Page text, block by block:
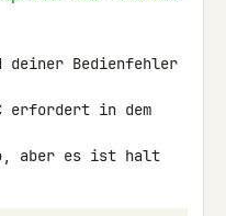
deiner Bedienfehler
erfordert in dem
aber es ist halt